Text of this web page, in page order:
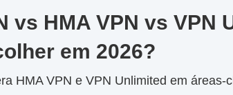
vs HMA VPN vs VPN
em 2026?
HMA VPN e VPN Unlimited em